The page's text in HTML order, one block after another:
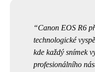
Canon EOS R6
technologické
kde každý snímek
profesionálního